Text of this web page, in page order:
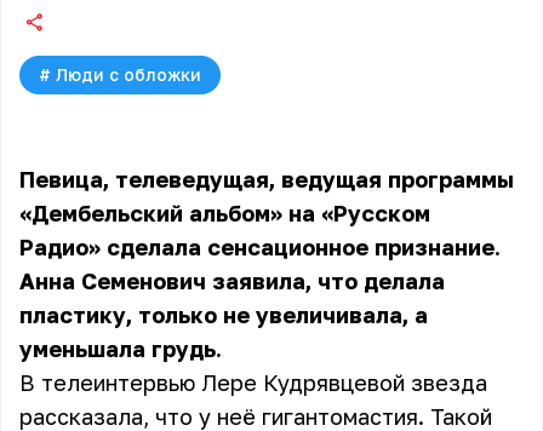
# Люди с обложки
Певица, телеведущая, ведущая программы
«Дембельский альбом» на «Русском
Радио» сделала сенсационное признание.
Анна Семенович заявила, что делала
пластику, только не увеличивала, а
уменьшала грудь.
В телеинтервью Лере Кудрявцевой звезда
рассказала, что у неё гигантомастия. Такой